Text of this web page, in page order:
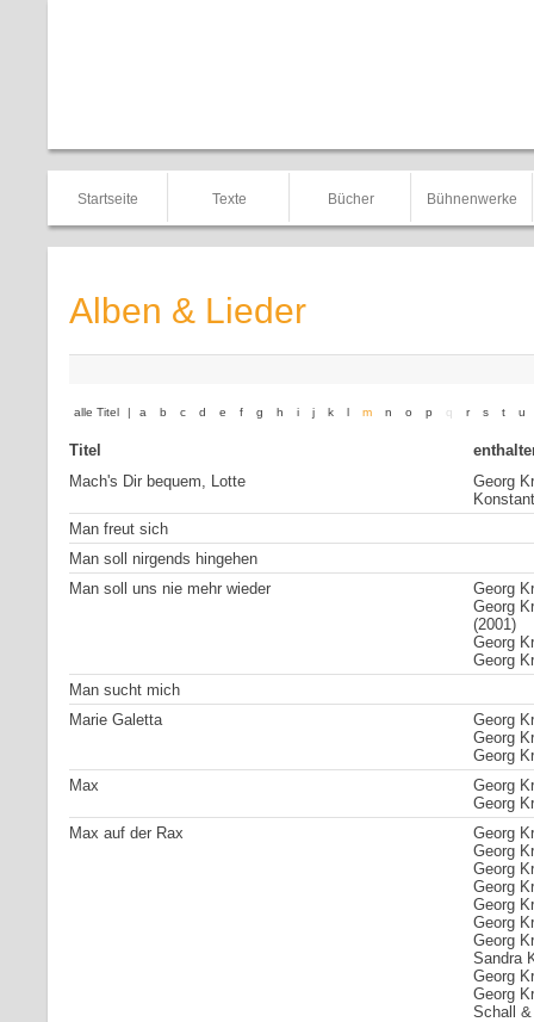
Startseite Texte Bücher Bühnenwerke
Alben & Lieder
alle Titel | a b c d e f g h i j k l m n o p q r s t u
Titel
Mach's Dir bequem, Lotte
Georg
Man freut sich
Man soll nirgends hingehen
Man soll uns nie mehr wieder
Georg
Georg
(2001)
Georg
Georg
Man sucht mich
Marie Galetta
Georg
Georg
Georg
Max
Georg
Georg
Max auf der Rax
Georg
Georg
Georg
Georg
Georg
Georg
Georg
Sandra
Georg
Georg
Schall